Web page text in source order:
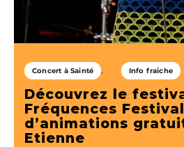
Concert à Sainté Info fraiche
Découvrez le
Fréquences
d’animations
Etienne